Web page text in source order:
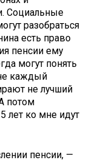
Социальные
разобраться
есть право
пенсии ему
могут понять
каждый
не лучший
потом
лет ко мне идут
пенсии, —